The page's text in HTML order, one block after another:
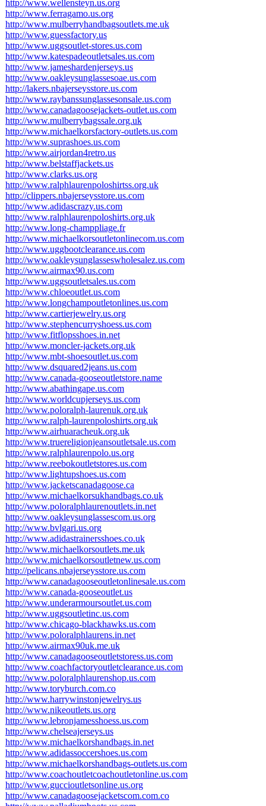
http://www.wellensteyn.us.org
http://www.ferragamo.us.org
http://www.mulberryhandbagsoutlets.me.uk
http://www.guessfactory.us
http://www.uggsoutlet-stores.us.com
http://www.katespadeoutletsales.us.com
http://www.jameshardenjerseys.us
http://www.oakleysunglassesoae.us.com
http://lakers.nbajerseysstore.us.com
http://www.raybanssunglassesonsale.us.com
http://www.canadagoosejackets-outlet.us.com
http://www.mulberrybagssale.org.uk
http://www.michaelkorsfactory-outlets.us.com
http://www.suprashoes.us.com
http://www.airjordan4retro.us
http://www.belstaffjackets.us
http://www.clarks.us.org
http://www.ralphlaurenpoloshirtss.org.uk
http://clippers.nbajerseysstore.us.com
http://www.adidascrazy.us.com
http://www.ralphlaurenpoloshirts.org.uk
http://www.long-champpliage.fr
http://www.michaelkorsoutletonlinecom.us.com
http://www.uggbootclearance.us.com
http://www.oakleysunglasseswholesalez.us.com
http://www.airmax90.us.com
http://www.uggsoutletsales.us.com
http://www.chloeoutlet.us.com
http://www.longchampoutletonlines.us.com
http://www.cartierjewelry.us.org
http://www.stephencurryshoess.us.com
http://www.fitflopsshoes.in.net
http://www.moncler-jackets.org.uk
http://www.mbt-shoesoutlet.us.com
http://www.dsquared2jeans.us.com
http://www.canada-gooseoutletstore.name
http://www.abathingape.us.com
http://www.worldcupjerseys.us.com
http://www.poloralph-laurenuk.org.uk
http://www.ralph-laurenpoloshirts.org.uk
http://www.airhuaracheuk.org.uk
http://www.truereligionjeansoutletsale.us.com
http://www.ralphlaurenpolo.us.org
http://www.reebokoutletstores.us.com
http://www.lightupshoes.us.com
http://www.jacketscanadagoose.ca
http://www.michaelkorsukhandbags.co.uk
http://www.poloralphlaurenoutlets.in.net
http://www.oakleysunglassescom.us.org
http://www.bvlgari.us.org
http://www.adidastrainersshoes.co.uk
http://www.michaelkorsoutlets.me.uk
http://www.michaelkorsoutletnew.us.com
http://pelicans.nbajerseysstore.us.com
http://www.canadagooseoutletonlinesale.us.com
http://www.canada-gooseoutlet.us
http://www.underarmoursoutlet.us.com
http://www.uggsoutletinc.us.com
http://www.chicago-blackhawks.us.com
http://www.poloralphlaurens.in.net
http://www.airmax90uk.me.uk
http://www.canadagooseoutletstoress.us.com
http://www.coachfactoryoutletclearance.us.com
http://www.poloralphlaurenshop.us.com
http://www.toryburch.com.co
http://www.harrywinstonjewelrys.us
http://www.nikeoutlets.us.org
http://www.lebronjamesshoess.us.com
http://www.chelseajerseys.us
http://www.michaelkorshandbags.in.net
http://www.adidassoccershoes.us.com
http://www.michaelkorshandbags-outlets.us.com
http://www.coachoutletcoachoutletonline.us.com
http://www.guccioutletsonline.us.org
http://www.canadagoosejacketscom.com.co